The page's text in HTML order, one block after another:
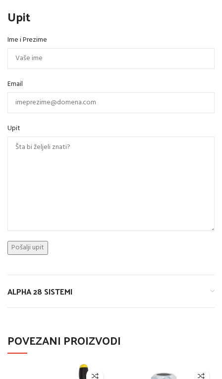
Upit
Ime i Prezime
Email
Upit
ALPHA 28 SISTEMI
POVEZANI PROIZVODI